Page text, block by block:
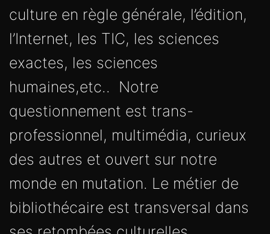
culture en règle générale, l’édition,
l’Internet, les TIC, les sciences
exactes, les sciences
humaines,etc.. Notre
questionnement est trans-
professionnel, multimédia, curieux
des autres et ouvert sur notre
monde en mutation. Le métier de
bibliothécaire est transversal dans